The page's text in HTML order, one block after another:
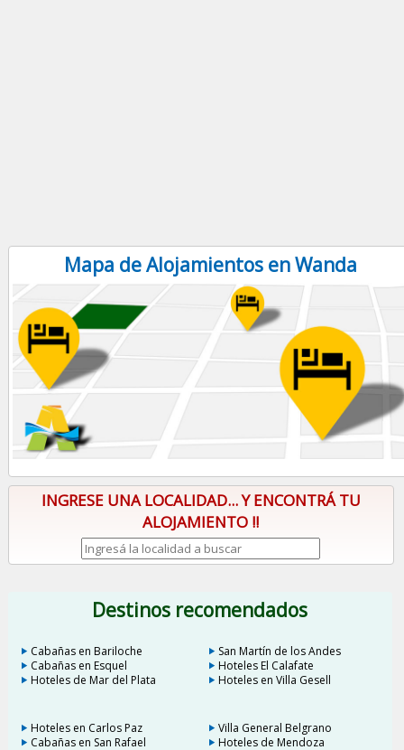
Mapa de Alojamientos en Wanda
INGRESE UNA LOCALIDAD... Y ENCONTRÁ TU
ALOJAMIENTO !!
Destinos recomendados
Cabañas en Bariloche
San Martín de los Andes
Cabañas en Esquel
Hoteles El Calafate
Hoteles de Mar del Plata
Hoteles en Villa Gesell
Hoteles en Carlos Paz
Villa General Belgrano
Cabañas en San Rafael
Hoteles de Mendoza